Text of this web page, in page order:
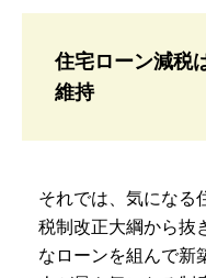
住宅ローン減税
維持
それでは、気になる
税制改正大綱から抜
なローンを組んで新